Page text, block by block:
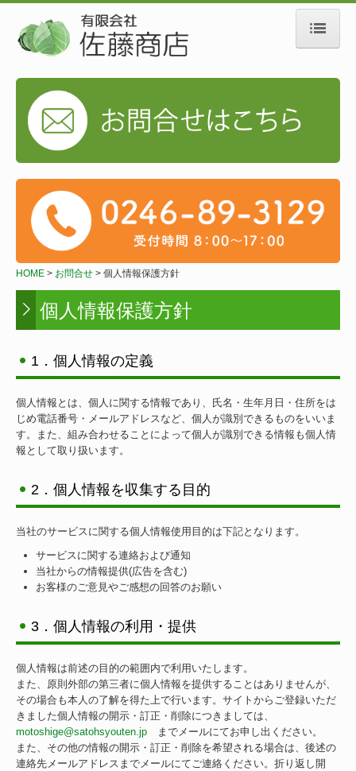
お知らせ
会社概要
安全への取り組み
よくある質問
発送について
採用情報
個人情報保護方針
HOME お問合せ 個人情報保護方針
個人情報保護方針
1．個人情報の定義
個人情報とは、個人に関する情報であり、氏名・生年月日・住所をは
じめ電話番号・メールアドレスなど、個人が識別できるものをいいま
す。また、組み合わせることによって個人が識別できる情報も個人情
報として取り扱います。
2．個人情報を収集する目的
当社のサービスに関する個人情報使用目的は下記となります。
サービスに関する連絡および通知
当社からの情報提供(広告を含む)
お客様のご意見やご感想の回答のお願い
3．個人情報の利用・提供
個人情報は前述の目的の範囲内で利用いたします。
また、原則外部の第三者に個人情報を提供することはありませんが、
その場合も本人の了解を得た上で行います。サイトからご登録いただ
きました個人情報の開示・訂正・削除につきましては、
motoshige@satohsyouten.jp
までメールにてお申し出ください。
また、その他の情報の開示・訂正・削除を希望される場合は、後述の
連絡先メールアドレスまでメールにてご連絡ください。折り返し開